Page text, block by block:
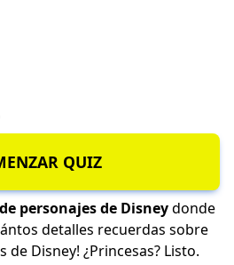
QUIZ
personajes de Disneydonde
detalles recuerdas sobre
Disney! ¿Princesas? Listo.